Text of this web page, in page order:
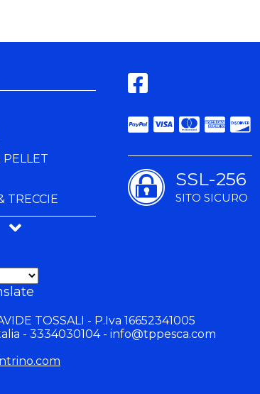
PELLET
TRECCIE
& SEDIE
& BACINELLE
SSL-256
SITO SICURO
TOSSALI - P.Iva 16652341005
- 3334030104 - info@tppesca.com